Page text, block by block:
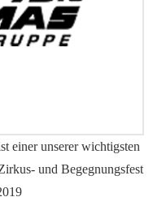
einer unserer wichtigsten
und Begegnungsfest